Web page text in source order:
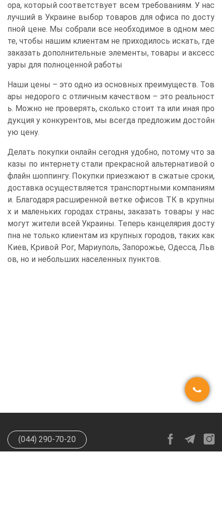
ора, который соответствует всем требованиям. У нас
лучший в Украине выбор товаров для офиса по досту
пной цене. Мы собрали все необходимое в одном мес
те, чтобы нашим клиентам не приходилось искать, где
заказать дополнительные элементы, товары и аксесс
уары для полноценной работы
Наши цены – это одно из основных преимуществ. Тов
ары недорого с отличным качеством – это реальност
ь. Можно не проверять, сколько стоит та или иная про
дукция у конкурентов, мы всегда предложим достойн
ую цену.
Делать покупки онлайн сегодня удобно, потому что за
казы по интернету стали прекрасной альтернативой о
флайн шоппингу. Покупки приезжают в сжатые сроки,
доставка осуществляется транспортными компаниям
и. Благодаря расширенной ветке офисов ТК в крупны
х и маленьких городах страны, заказать товары у нас
могут жители всей Украины. Теперь канцелярия досту
пна не только клиентам из крупных городов, таких как
Киев, Кривой Рог, Мариуполь, Запорожье, Одесса, Льв
ов, но и небольших населенных пунктов.
(044) 290-70-20